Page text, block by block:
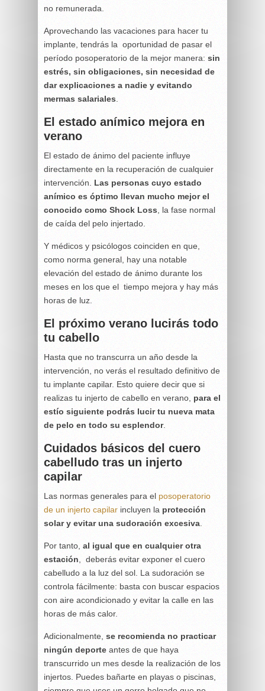
no remunerada.
Aprovechando las vacaciones para hacer tu
implante, tendrás la oportunidad de pasar el
período posoperatorio de la mejor manera: sin
estrés, sin obligaciones, sin necesidad de
dar explicaciones a nadie y evitando
mermas salariales
El estado anímico mejora en
verano
El estado de ánimo del paciente influye
directamente en la recuperación de cualquier
intervención. Las personas cuyo estado
anímico es óptimo llevan mucho mejor el
conocido como Shock Loss , la fase normal
de caída del pelo injertado.
Y médicos y psicólogos coinciden en que,
como norma general, hay una notable
elevación del estado de ánimo durante los
meses en los que el tiempo mejora y hay más
horas de luz.
El próximo verano lucirás todo
tu cabello
Hasta que no transcurra un año desde la
intervención, no verás el resultado definitivo de
tu implante capilar. Esto quiere decir que si
realizas tu injerto de cabello en verano, para el
estío siguiente podrás lucir tu nueva mata
de pelo en todo su esplendor.
Cuidados básicos del cuero
cabelludo tras un injerto
capilar
Las normas generales para el posoperatorio
de un injerto capilar incluyen la protección
solar y evitar una sudoración excesiva
Por tanto, al igual que en cualquier otra
estación , deberás evitar exponer el cuero
cabelludo a la luz del sol. La sudoración se
controla fácilmente: basta con buscar espacios
con aire acondicionado y evitar la calle en las
horas de más calor.
Adicionalmente, se recomienda no practicar
ningún deporte antes de que haya
transcurrido un mes desde la realización de los
injertos. Puedes bañarte en playas o piscinas,